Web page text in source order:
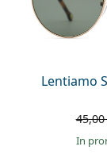
Lentiamo
45,00
in